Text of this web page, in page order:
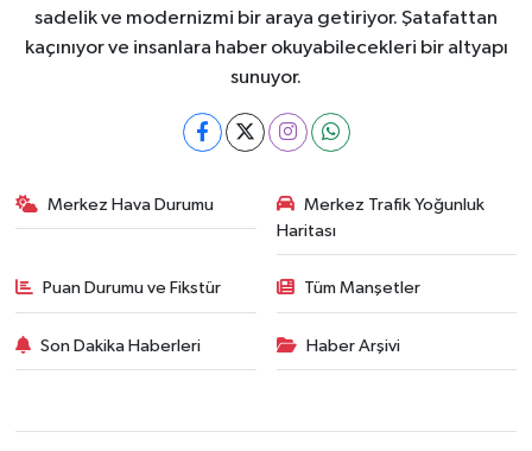
sadelik ve modernizmi bir araya getiriyor. Şatafattan
kaçınıyor ve insanlara haber okuyabilecekleri bir altyapı
sunuyor.
Merkez Hava Durumu
Merkez Trafik Yoğunluk
Haritası
Puan Durumu ve Fikstür Tüm Manşetler
Son Dakika Haberleri Haber Arşivi